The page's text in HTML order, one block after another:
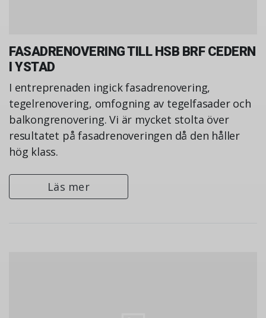
FASADRENOVERING TILL HSB BRF CEDERN
I YSTAD
I entreprenaden ingick fasadrenovering,
tegelrenovering, omfogning av tegelfasader och
balkongrenovering. Vi är mycket stolta över
resultatet på fasadrenoveringen då den håller
hög klass.
Läs mer